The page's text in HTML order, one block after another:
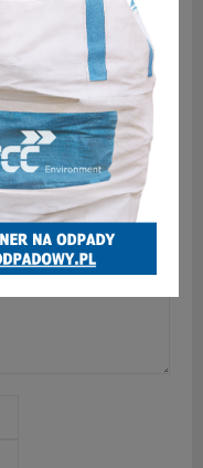
zwalniani? Nowa